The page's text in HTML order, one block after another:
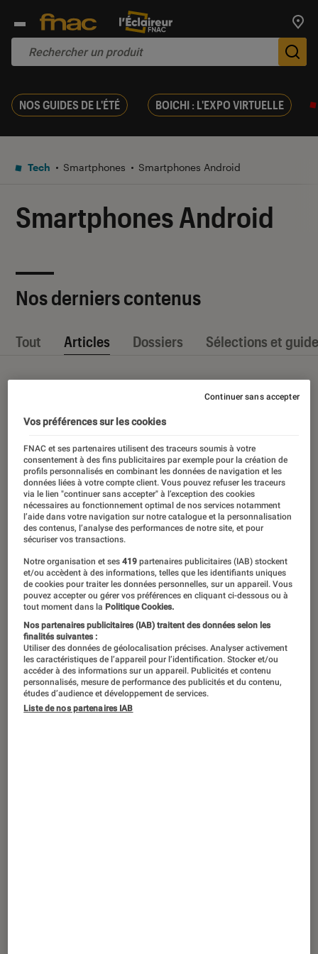
NOS GUIDES DE L'ÉTÉ BOICHI : L'EXPO VIRTUELLE
Tech Smartphones Smartphones Android
Smartphones Android
Nos derniers contenus
Tout Articles Dossiers Sélections et
ACTU
Smartphones Android
Vos préférences sur les cookies
FNAC et ses partenaires utilisent des traceurs soumis à votre
consentement à des fins publicitaires par exemple pour la création de
profils personnalisés en combinant les données de navigation et les
données liées à votre compte client. Vous pouvez refuser les traceurs
via le lien "continuer sans accepter" à l’exception des cookies
nécessaires au fonctionnement optimal de nos services notamment
l’aide dans votre navigation sur notre catalogue et la personnalisation
des contenus, l’analyse des performances de notre site, et pour
sécuriser vos transactions.
Notre organisation et ses419 partenaires publicitaires (IAB) stockent
et/ou accèdent à des informations, telles que les identifiants uniques
de cookies pour traiter les données personnelles, sur un appareil. Vous
pouvez accepter ou gérer vos préférences en cliquant ci-dessous ou à
tout moment dans la Politique Cookies.
Nos partenaires publicitaires (IAB) traitent des données selon les
finalités suivantes :
Utiliser des données de géolocalisation précises. Analyser activement
les caractéristiques de l’appareil pour l’identification. Stocker et/ou
accéder à des informations sur un appareil. Publicités et contenu
personnalisés, mesure de performance des publicités et du contenu,
études d’audience et développement de services.
Liste de nos partenaires IAB
Continuer sans accepter